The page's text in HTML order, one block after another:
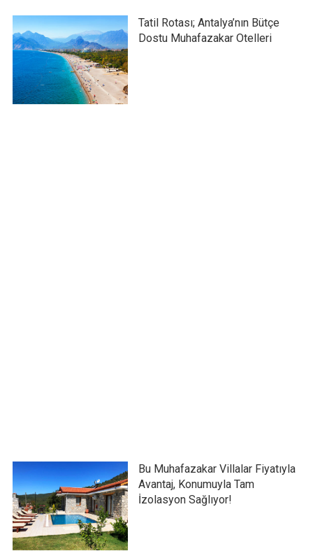
Tatil Rotası; Antalya’nın Bütçe
Dostu Muhafazakar Otelleri
Bu Muhafazakar Villalar Fiyatıyla
Avantaj, Konumuyla Tam
İzolasyon Sağlıyor!